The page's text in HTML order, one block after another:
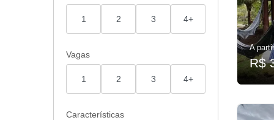
1 2 3 4+
Vagas
1 2 3 4+
Características
A
R$